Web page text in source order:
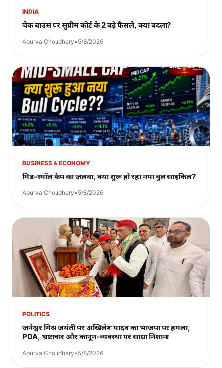
INDIA
चेक बाउंस पर सुप्रीम कोर्ट के 2 बड़े फैसले, क्या बदला?
Apurva Choudhary•5/8/2026
BUSINESS & ECONOMY
मिड-स्मॉल कैप का जलवा, क्या शुरू हो रहा नया बुल साइकिल?
Apurva Choudhary•5/8/2026
POLITICS
जनेश्वर मिश्र जयंती पर अखिलेश यादव का भाजपा पर हमला,
PDA, भ्रष्टाचार और कानून-व्यवस्था पर साधा निशाना
Apurva Choudhary•5/8/2026